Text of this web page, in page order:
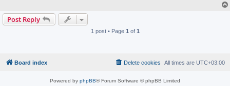
Post Reply
1 post • Page 1 of 1
Board index All times are UTC+03:00
Delete cookies
Powered by phpBB® Forum Software © phpBB Limited